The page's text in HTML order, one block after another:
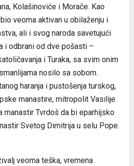
Kolašinoviće i Morače. Kao
veoma aktivan u obilaženju i
ali i svog naroda savetujući
i odbrani od dve pošasti –
i Turaka, sa svim onim
nosilo sa sobom.
haranja i pustošenja turskog,
manastire, mitropolit Vasilije
manastir Tvrdoš da bi eparhijsko
Svetog Dimitrija u selu Pope.
veoma teška, vremena